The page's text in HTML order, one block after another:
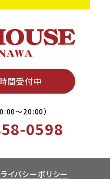
間受付中
〜20:00）
0598
イバシーポリシー